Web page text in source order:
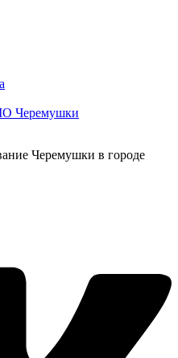
Черемушки
Черемушки в городе